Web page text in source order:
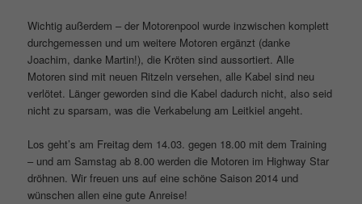
Wichtig außerdem – der Motorenpool wurde inzwischen komplett
durchgemessen und um weitere Motoren ergänzt (danke
Joachim, danke Martin!), die Kröten sind aussortiert. Alle
Motoren sind mit neuen Ritzeln versehen, alle Kabel sind neu
verlötet. Länger geworden sind die Kabel dadurch nicht, also seid
nicht zu sparsam, was die Verkabelung am Leitkiel angeht.
Los geht’s am Freitag dem 14.03. gegen 18.00 mit dem Training
– und am Samstag ab 8.00 werden die Motoren im Highway Star
dröhnen. Wir freuen uns auf eine schöne Saison 2014 und
wünschen allen eine gute Anreise!